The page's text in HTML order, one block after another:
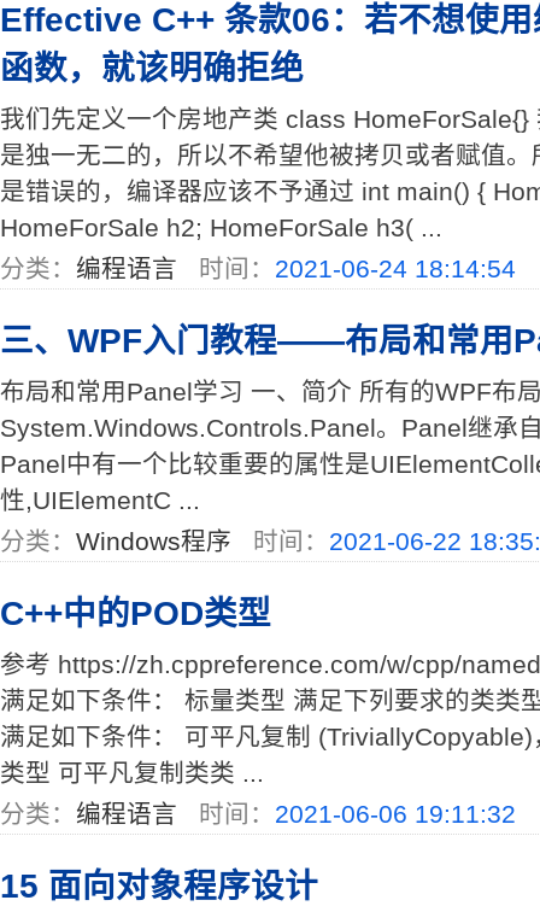
Effective C++ 条款06：若不想使
函数，就该明确拒绝
我们先定义一个房地产类 class HomeForSale{}
是独一无二的，所以不希望他被拷贝或者赋值
是错误的，编译器应该不予通过 int main() {
HomeForSale h2; HomeForSale h3( ...
分类： 编程语言 时间： 2021-06-24 18:14:54
三、WPF入门教程——布局和常用
布局和常用Panel学习 一、简介 所有的WPF布
System.Windows.Controls.Panel。Panel继承
Panel中有一个比较重要的属性是
性,UIElementC ...
分类： Windows程序 时间： 2021-06-22
C++中的POD类型
参考 https://zh.cppreference.com/w/cpp/
满足如下条件： 标量类型 满足下列要求的类类
满足如下条件： 可平凡复制
类型 可平凡复制类类 ...
分类： 编程语言 时间： 2021-06-06 19:11:32
15 面向对象程序设计